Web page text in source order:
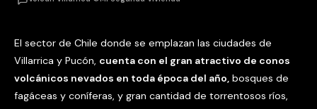
El sector de Chile donde se emplazan las ciudades de
Villarrica y Pucón, cuenta con el gran atractivo de conos
volcánicos nevados en toda época del año, bosques de
fagáceas y coníferas, y gran cantidad de torrentosos ríos,